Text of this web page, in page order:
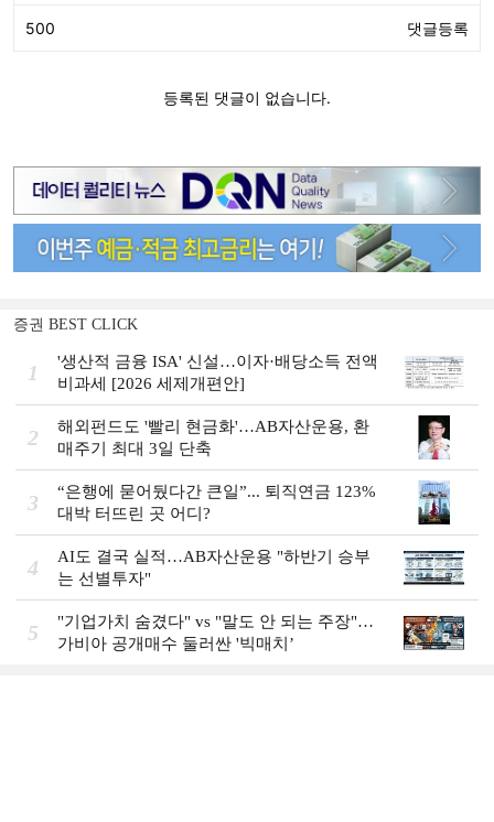
증권 BEST CLICK
1
'생산적 금융 ISA' 신설…이자·배당소득 전액
비과세 [2026 세제개편안]
2
해외펀드도 '빨리 현금화'…AB자산운용, 환
매주기 최대 3일 단축
3
“은행에 묻어뒀다간 큰일”... 퇴직연금 123%
대박 터뜨린 곳 어디?
4
AI도 결국 실적…AB자산운용 "하반기 승부
는 선별투자"
5
"기업가치 숨겼다" vs "말도 안 되는 주장"…
가비아 공개매수 둘러싼 '빅매치’